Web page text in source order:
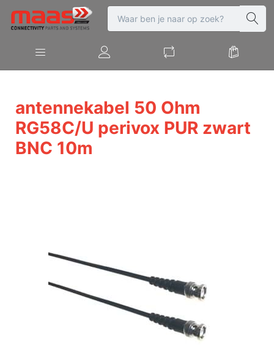
antennekabel 50 Ohm
RG58C/U perivox PUR zwart
BNC 10m